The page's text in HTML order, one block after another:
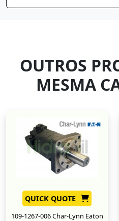
OUTROS
MESMA
QUICK QUOTE
109-1267-006 Char-Lynn Eaton